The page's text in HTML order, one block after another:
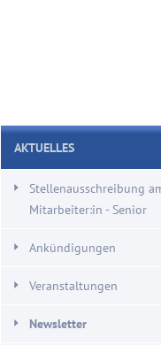
AKTUELLES
Stellenausschreibung
Mitarbeiter:in - Senior
Ankündigungen
Veranstaltungen
Newsletter